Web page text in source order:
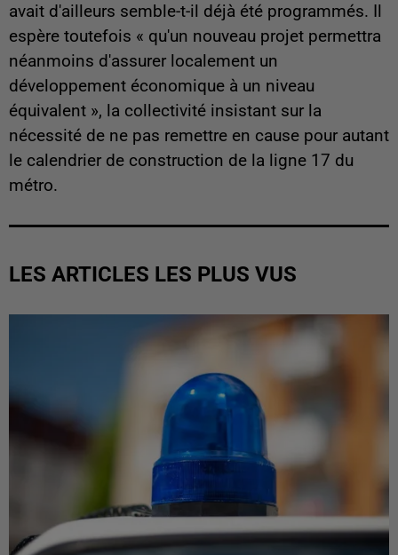
avait d'ailleurs semble-t-il déjà été programmés. Il
espère toutefois « qu'un nouveau projet permettra
néanmoins d'assurer localement un
développement économique à un niveau
équivalent », la collectivité insistant sur la
nécessité de ne pas remettre en cause pour autant
le calendrier de construction de la ligne 17 du
métro.
LES ARTICLES LES PLUS VUS